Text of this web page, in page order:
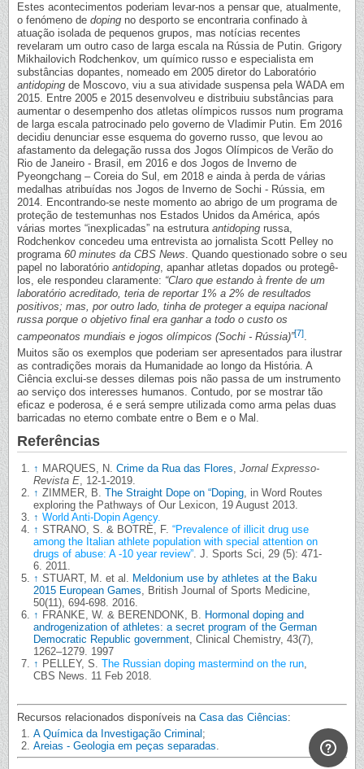
Estes acontecimentos poderiam levar-nos a pensar que, atualmente,
o fenómeno de doping no desporto se encontraria confinado à
atuação isolada de pequenos grupos, mas notícias recentes
revelaram um outro caso de larga escala na Rússia de Putin. Grigory
Mikhailovich Rodchenkov, um químico russo e especialista em
substâncias dopantes, nomeado em 2005 diretor do Laboratório
antidoping de Moscovo, viu a sua atividade suspensa pela WADA em
2015. Entre 2005 e 2015 desenvolveu e distribuiu substâncias para
aumentar o desempenho dos atletas olímpicos russos num programa
de larga escala patrocinado pelo governo de Vladimir Putin. Em 2016
decidiu denunciar esse esquema do governo russo, que levou ao
afastamento da delegação russa dos Jogos Olímpicos de Verão do
Rio de Janeiro - Brasil, em 2016 e dos Jogos de Inverno de
Pyeongchang – Coreia do Sul, em 2018 e ainda à perda de várias
medalhas atribuídas nos Jogos de Inverno de Sochi - Rússia, em
2014. Encontrando-se neste momento ao abrigo de um programa de
proteção de testemunhas nos Estados Unidos da América, após
várias mortes “inexplicadas” na estrutura antidoping russa,
Rodchenkov concedeu uma entrevista ao jornalista Scott Pelley no
programa 60 minutes da CBS News. Quando questionado sobre o seu
papel no laboratório antidoping, apanhar atletas dopados ou protegê-
los, ele respondeu claramente: “Claro que estando à frente de um
laboratório acreditado, teria de reportar 1% a 2% de resultados
positivos; mas, por outro lado, tinha de proteger a equipa nacional
russa porque o objetivo final era ganhar a todo o custo os
campeonatos mundiais e jogos olímpicos (Sochi - Rússia)”[7].
Muitos são os exemplos que poderiam ser apresentados para ilustrar
as contradições morais da Humanidade ao longo da História. A
Ciência exclui-se desses dilemas pois não passa de um instrumento
ao serviço dos interesses humanos. Contudo, por se mostrar tão
eficaz e poderosa, é e será sempre utilizada como arma pelas duas
barricadas no eterno combate entre o Bem e o Mal.
Referências
↑ MARQUES, N. Crime da Rua das Flores, Jornal Expresso-
Revista E, 12-1-2019.
↑ ZIMMER, B. The Straight Dope on “Doping, in Word Routes
exploring the Pathways of Our Lexicon, 19 August 2013.
↑ World Anti-Dopin Agency.
↑ STRANO, S. & BOTRÈ, F. “Prevalence of illicit drug use
among the Italian athlete population with special attention on
drugs of abuse: A -10 year review”. J. Sports Sci, 29 (5): 471-
6. 2011.
↑ STUART, M. et al. Meldonium use by athletes at the Baku
2015 European Games, British Journal of Sports Medicine,
50(11), 694-698. 2016.
↑ FRANKE, W. & BERENDONK, B. Hormonal doping and
androgenization of athletes: a secret program of the German
Democratic Republic government, Clinical Chemistry, 43(7),
1262–1279. 1997
↑ PELLEY, S. The Russian doping mastermind on the run,
CBS News. 11 Feb 2018.
Recursos relacionados disponíveis na Casa das Ciências:
A Química da Investigação Criminal;
Areias - Geologia em peças separadas